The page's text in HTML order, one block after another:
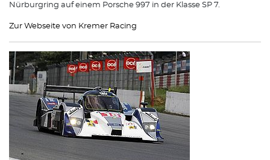
Nürburgring auf einem Porsche 997 in der Klasse SP 7.
Zur Webseite von Kremer Racing